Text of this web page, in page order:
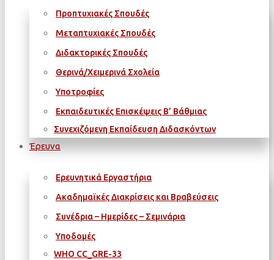
Προπτυχιακές Σπουδές
Μεταπτυχιακές Σπουδές
Διδακτορικές Σπουδές
Θερινά/Χειμερινά Σχολεία
Υποτροφίες
Εκπαιδευτικές Επισκέψεις Β’ Βάθμιας
Συνεχιζόμενη Εκπαίδευση Διδασκόντων
Έρευνα
Ερευνητικά Εργαστήρια
Ακαδημαϊκές Διακρίσεις και Βραβεύσεις
Συνέδρια – Ημερίδες – Σεμινάρια
Υποδομές
WΗΟ CC_GRE-33